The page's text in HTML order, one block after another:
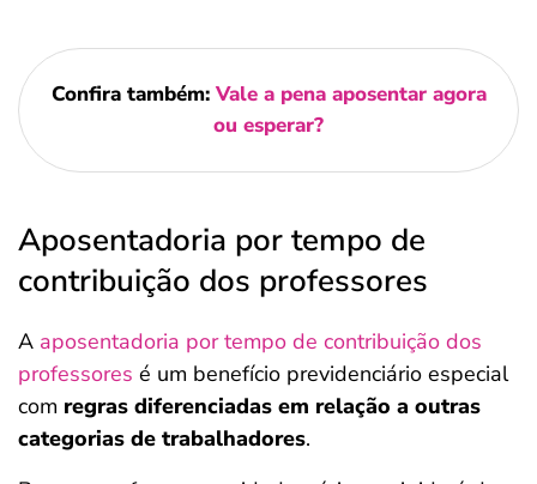
Confira também: Vale a pena aposentar agora
ou esperar?
Aposentadoria por tempo de
contribuição dos professores
A aposentadoria por tempo de contribuição dos
professores é um benefício previdenciário especial
com regras diferenciadas em relação a outras
categorias de trabalhadores.